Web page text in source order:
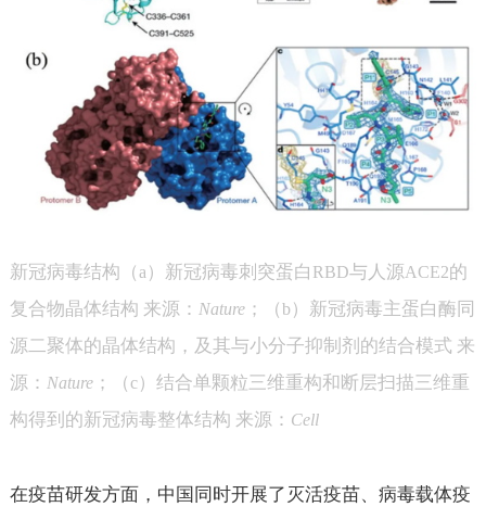
新冠病毒结构（a）新冠病毒刺突蛋白 RBD与人源ACE2的
复合物晶体结构 来源： Nature；（b ）新冠病毒主蛋白酶同
源二聚体的晶体结构，及其与小分子抑制剂的结合模式 来
源： Nature；（ c）结合单颗粒三维重构和断层扫描三维重
构得到的新冠病毒整体结构 来源： Cell
在疫苗研发方面，中国同时开展了灭活疫苗、病毒载体疫